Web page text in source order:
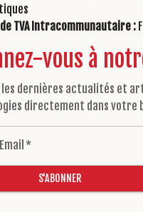
TVA Intracommunautaire :
vous à
les dernières actualités et
directement dans votre
*
S'ABONNER